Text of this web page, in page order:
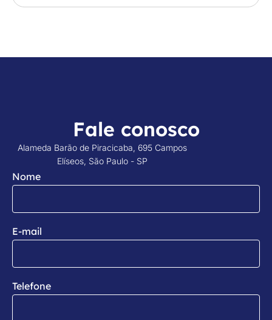
Fale conosco
Alameda Barão de Piracicaba, 695 Campos
Elíseos, São Paulo - SP
Nome
E-mail
Telefone